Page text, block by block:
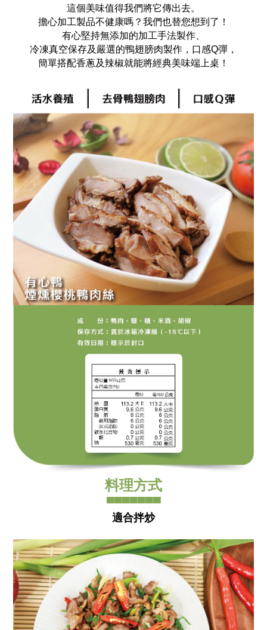
這個美味值得我們將它傳出去。
擔心加工製品不健康嗎？我們也替您想到了！
有心堅持無添加的加工手法製作、
冷凍真空保存及嚴選的鴨翅膀肉製作，口感Q彈，
簡單搭配香蔥及辣椒就能將經典美味端上桌！
料理方式
▀▀▀▀▀▀▀
適合拌炒